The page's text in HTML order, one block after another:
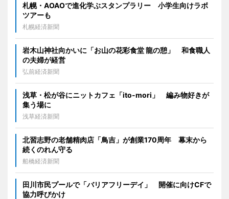
札幌・AOAOで進化学ぶスタンプラリー 小学生向けラボ
ツアーも
札幌経済新聞
岩木山神社向かいに「お山の花彩食堂 龍の憩」 和食職人
の夫婦が経営
弘前経済新聞
浅草・松が谷にニットカフェ「ito-mori」 編み物好きが
集う場に
浅草経済新聞
北習志野の老舗精肉店「鳥吉」が創業170周年 幕末から
続くのれん守る
船橋経済新聞
田川市民プールで「バリアフリーデイ」 開催に向けCFで
協力呼びかけ